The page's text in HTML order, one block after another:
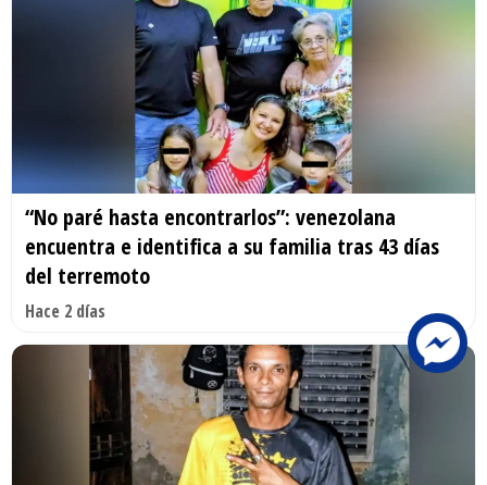
“No paré hasta encontrarlos”: venezolana
encuentra e identifica a su familia tras 43 días
del terremoto
Hace 2 días